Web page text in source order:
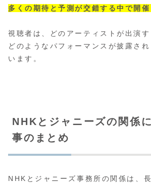
多くの期待と予測が交錯する中で開催
視聴者は、どのアーティストが出演す
どのようなパフォーマンスが披露さ
います。
NHKとジャニーズの関係
事のまとめ
NHKとジャニーズ事務所の関係は、